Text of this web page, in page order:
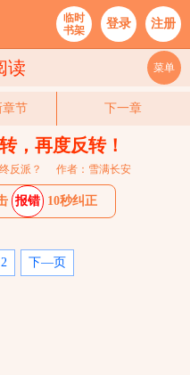
临时
书架
登录 注册
读 菜单
章节 下一章
，再度反转！
反派？ 作者：雪满长安
报错 10秒纠正
2 下—页